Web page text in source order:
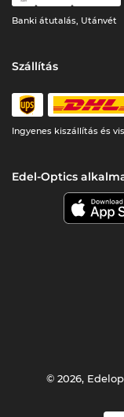
Banki átutalás, Utánvét
Szállítás
Ingyenes kiszállítás és
Edel-Optics
© 2026,